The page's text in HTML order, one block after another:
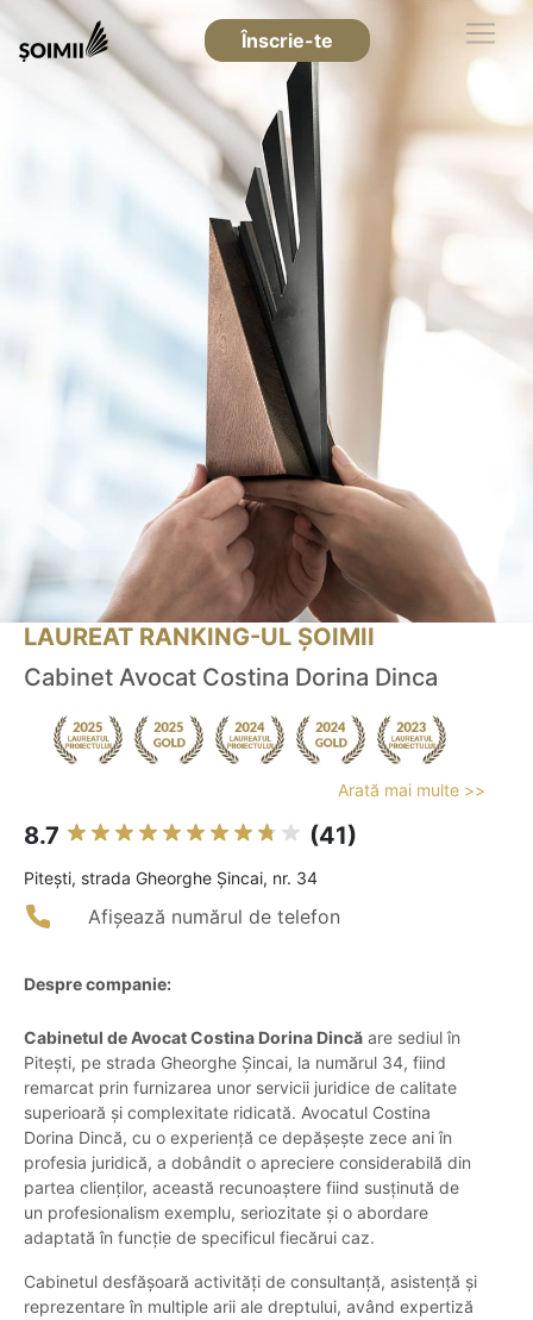
Înscrie-te
LAUREAT RANKING-UL ȘOIMII
Cabinet Avocat Costina Dorina Dinca
Arată mai multe >>
8.7 (41)
Piteşti, strada Gheorghe Șincai, nr. 34
Afișează numărul de telefon
Despre companie:
Cabinetul de Avocat Costina Dorina Dincă are sediul în
Pitești, pe strada Gheorghe Șincai, la numărul 34, fiind
remarcat prin furnizarea unor servicii juridice de calitate
superioară și complexitate ridicată. Avocatul Costina
Dorina Dincă, cu o experiență ce depășește zece ani în
profesia juridică, a dobândit o apreciere considerabilă din
partea clienților, această recunoaștere fiind susținută de
un profesionalism exemplu, seriozitate și o abordare
adaptată în funcție de specificul fiecărui caz.
Cabinetul desfășoară activități de consultanță, asistență și
reprezentare în multiple arii ale dreptului, având expertiză